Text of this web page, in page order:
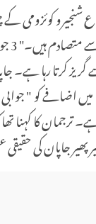
شنجیرو
کرتا رہا ہے۔
اضافے کو "
ترجمان کا کہنا
پھیر جاپان کی